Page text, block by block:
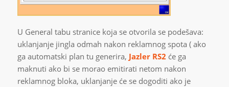
U General tabu stranice koja se otvorila se podešava:
uklanjanje jingla odmah nakon reklamnog spota ( ako
ga automatski plan tu generira, Jazler RS2 će ga
maknuti ako bi se morao emitirati netom nakon
reklamnog bloka, uklanjanje će se dogoditi ako je